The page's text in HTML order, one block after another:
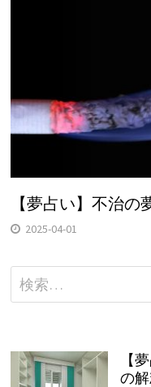
【夢占い】不治の
2025-04-01
検
索:
【
の